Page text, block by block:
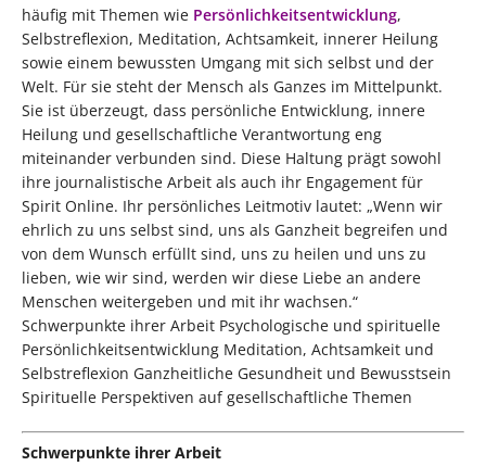
häufig mit Themen wie Persönlichkeitsentwicklung,
Selbstreflexion, Meditation, Achtsamkeit, innerer Heilung
sowie einem bewussten Umgang mit sich selbst und der
Welt. Für sie steht der Mensch als Ganzes im Mittelpunkt.
Sie ist überzeugt, dass persönliche Entwicklung, innere
Heilung und gesellschaftliche Verantwortung eng
miteinander verbunden sind. Diese Haltung prägt sowohl
ihre journalistische Arbeit als auch ihr Engagement für
Spirit Online. Ihr persönliches Leitmotiv lautet: „Wenn wir
ehrlich zu uns selbst sind, uns als Ganzheit begreifen und
von dem Wunsch erfüllt sind, uns zu heilen und uns zu
lieben, wie wir sind, werden wir diese Liebe an andere
Menschen weitergeben und mit ihr wachsen.“
Schwerpunkte ihrer Arbeit Psychologische und spirituelle
Persönlichkeitsentwicklung Meditation, Achtsamkeit und
Selbstreflexion Ganzheitliche Gesundheit und Bewusstsein
Spirituelle Perspektiven auf gesellschaftliche Themen
Schwerpunkte ihrer Arbeit